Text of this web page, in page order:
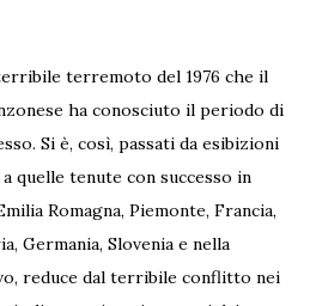
terremoto del 1976 che il
ha conosciuto il periodo di
Si è, così, passati da esibizioni
quelle tenute con successo in
Romagna, Piemonte, Francia,
Germania, Slovenia e nella
reduce dal terribile conflitto nei